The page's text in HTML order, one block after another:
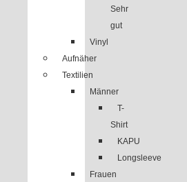
Sehr
gut
Vinyl
Aufnäher
Textilien
Männer
T-
Shirt
KAPU
Longsleeve
Frauen